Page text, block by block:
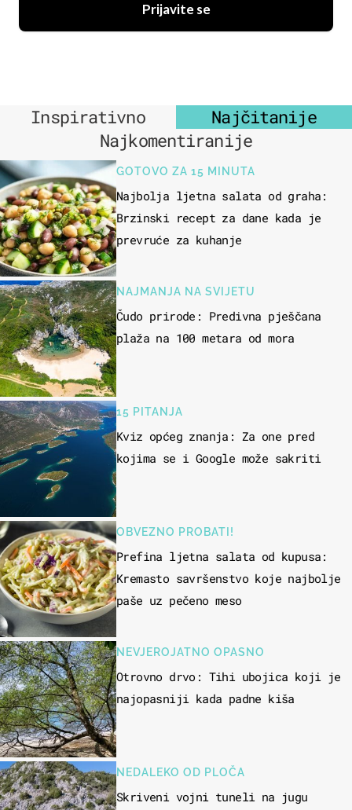
Prijavite se
Inspirativno
Najčitanije
Najkomentiranije
GOTOVO ZA 15 MINUTA
Najbolja ljetna salata od graha:
Brzinski recept za dane kada je
prevruće za kuhanje
NAJMANJA NA SVIJETU
Čudo prirode: Predivna pješčana
plaža na 100 metara od mora
15 PITANJA
Kviz općeg znanja: Za one pred
kojima se i Google može sakriti
OBVEZNO PROBATI!
Prefina ljetna salata od kupusa:
Kremasto savršenstvo koje najbolje
paše uz pečeno meso
NEVJEROJATNO OPASNO
Otrovno drvo: Tihi ubojica koji je
najopasniji kada padne kiša
NEDALEKO OD PLOČA
Skriveni vojni tuneli na jugu